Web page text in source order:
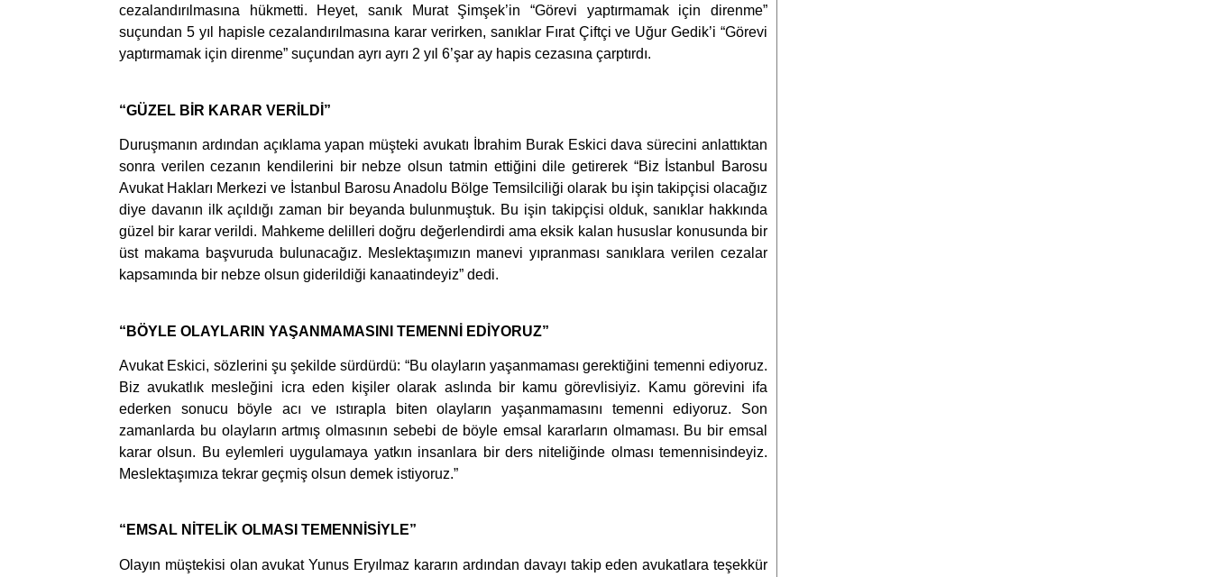
cezalandırılmasına hükmetti. Heyet, sanık Murat Şimşek’in “Görevi yaptırmamak için direnme”
suçundan 5 yıl hapisle cezalandırılmasına karar verirken, sanıklar Fırat Çiftçi ve Uğur Gedik’i “Görevi
yaptırmamak için direnme” suçundan ayrı ayrı 2 yıl 6’şar ay hapis cezasına çarptırdı.
“GÜZEL BİR KARAR VERİLDİ”
Duruşmanın ardından açıklama yapan müşteki avukatı İbrahim Burak Eskici dava sürecini anlattıktan
sonra verilen cezanın kendilerini bir nebze olsun tatmin ettiğini dile getirerek “Biz İstanbul Barosu
Avukat Hakları Merkezi ve İstanbul Barosu Anadolu Bölge Temsilciliği olarak bu işin takipçisi olacağız
diye davanın ilk açıldığı zaman bir beyanda bulunmuştuk. Bu işin takipçisi olduk, sanıklar hakkında
güzel bir karar verildi. Mahkeme delilleri doğru değerlendirdi ama eksik kalan hususlar konusunda bir
üst makama başvuruda bulunacağız. Meslektaşımızın manevi yıpranması sanıklara verilen cezalar
kapsamında bir nebze olsun giderildiği kanaatindeyiz” dedi.
“BÖYLE OLAYLARIN YAŞANMAMASINI TEMENNİ EDİYORUZ”
Avukat Eskici, sözlerini şu şekilde sürdürdü: “Bu olayların yaşanmaması gerektiğini temenni ediyoruz.
Biz avukatlık mesleğini icra eden kişiler olarak aslında bir kamu görevlisiyiz. Kamu görevini ifa
ederken sonucu böyle acı ve ıstırapla biten olayların yaşanmamasını temenni ediyoruz. Son
zamanlarda bu olayların artmış olmasının sebebi de böyle emsal kararların olmaması. Bu bir emsal
karar olsun. Bu eylemleri uygulamaya yatkın insanlara bir ders niteliğinde olması temennisindeyiz.
Meslektaşımıza tekrar geçmiş olsun demek istiyoruz.”
“EMSAL NİTELİK OLMASI TEMENNİSİYLE”
Olayın müştekisi olan avukat Yunus Eryılmaz kararın ardından davayı takip eden avukatlara teşekkür